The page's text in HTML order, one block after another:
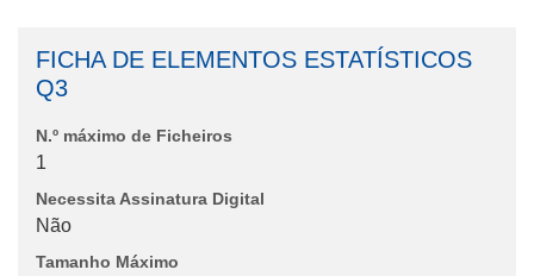
FICHA DE ELEMENTOS ESTATÍSTICOS
Q3
N.º máximo de Ficheiros
1
Necessita Assinatura Digital
Não
Tamanho Máximo